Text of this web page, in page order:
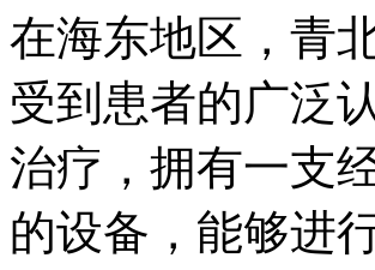
在海东地区，青
受到患者的广泛
治疗，拥有一支
的设备，能够进